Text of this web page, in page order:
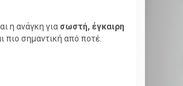
η ανάγκη για σωστή, έγκαιρη
πιο σημαντική από ποτέ.